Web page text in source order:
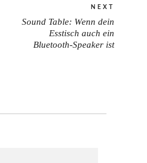
NEXT
POST:
Sound Table: Wenn dein
Esstisch auch ein
Bluetooth-Speaker ist